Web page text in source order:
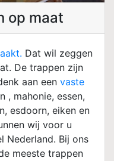
op maat
Dat wil zeggen
De trappen zijn
aan een vaste
, mahonie, essen,
esdoorn, eiken en
wij voor u
Nederland. Bij ons
meeste trappen